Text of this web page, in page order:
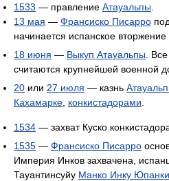
1533 — правление Атауальпы
13 мая — Франсиско Писарро
начинается испанское вторжение
18 июня — Выкуп Атауальпы .
считаются крупнейшей военной
20 или 27 июля — казнь
Кахамарке конкистадорами
1534 — захват Куско
1535 — Франсиско Писарро
Империя Инков захвачена,
Тауантинсуйу Манко Инку Юпанки